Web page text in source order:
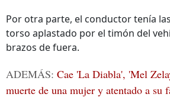
Por otra parte, el conductor tenía
torso aplastado por el timón del
brazos de fuera.
ADEMÁS: Cae 'La Diabla', 'Mel
muerte de una mujer y atentado a su